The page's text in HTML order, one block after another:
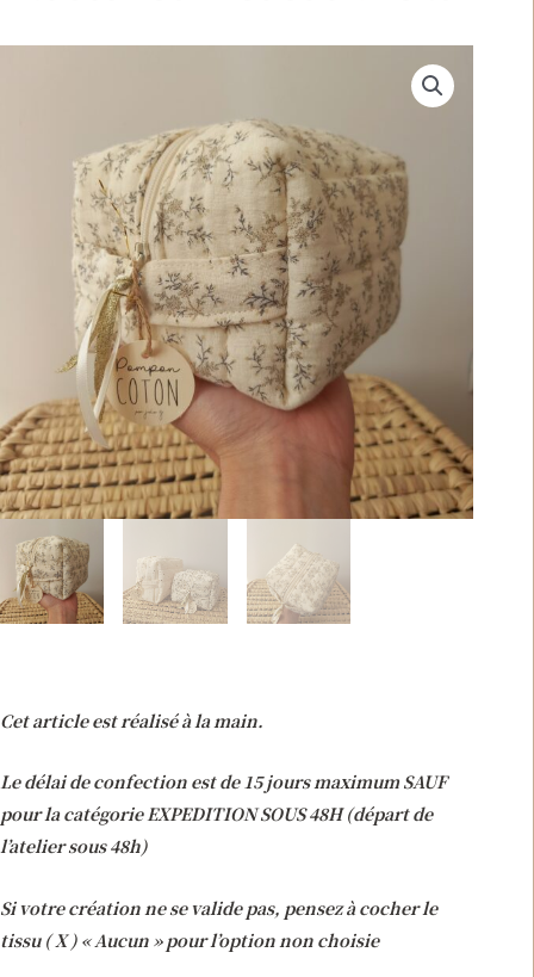
Cet article est réalisé à la main.
Le délai de confection est de 15 jours maximum SAUF
pour la catégorie EXPEDITION SOUS 48H (départ de
l’atelier sous 48h)
Si votre création ne se valide pas, pensez à cocher le
tissu ( X ) « Aucun » pour l’option non choisie